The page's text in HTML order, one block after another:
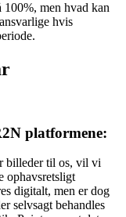
men hvad kan
hvis
platformene:
billeder til os, vil vi
ophavsretsligt
digitalt, men er dog
selvsagt behandles